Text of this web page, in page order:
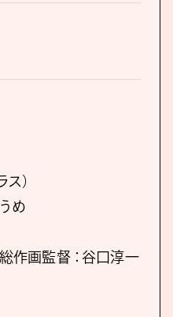
）
め
作画監督 ：谷口淳一